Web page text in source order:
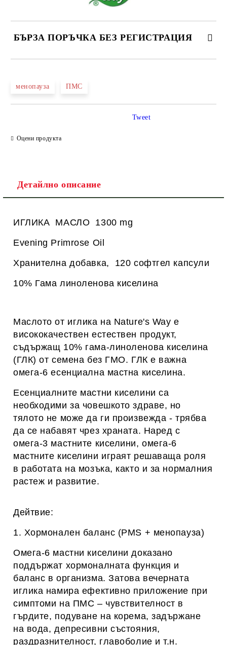
БЪРЗА ПОРЪЧКА БЕЗ РЕГИСТРАЦИЯ
менопауза ПМС
Оцени продукта
Tweet
Детайлно описание
ИГЛИКА МАСЛО 1300 mg
Evening Primrose Oil
Хранителна добавка, 120 софтгел капсули
10% Гама линоленова киселина
Маслото от иглика на Nature's Way е
висококачествен естествен продукт,
съдържащ 10% гама-линоленова киселина
(ГЛК) от семена без ГМО. ГЛК е важна
омега-6 есенциална мастна киселина.
Есенциалните мастни киселини са
необходими за човешкото здраве, но
тялото не може да ги произвежда - трябва
да се набавят чрез храната. Наред с
омега-3 мастните киселини, омега-6
мастните киселини играят решаваща роля
в работата на мозъка, както и за нормалния
растеж и развитие.
Дейтвие:
1. Хормонален баланс (PMS + менопауза)
Омега-6 мастни киселини доказано
поддържат хормоналната функция и
баланс в организма. Затова вечерната
иглика намира ефективно приложение при
симптоми на ПМС – чувствителност в
гърдите, подуване на корема, задържане
на вода, депресивни състояния,
раздразнителност, главоболие и т.н.